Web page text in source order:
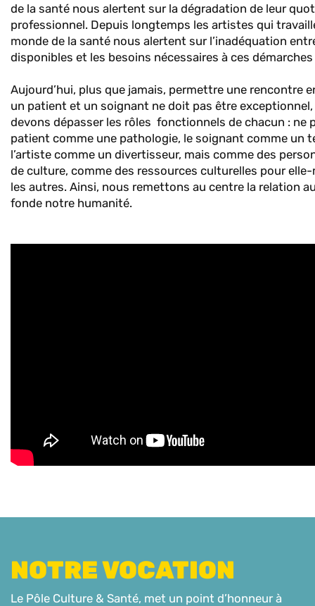
de la santé nous alertent sur la dégradation de leur
professionnel. Depuis longtemps les artistes qui
monde de la santé nous alertent sur l’inadéquation
disponibles et les besoins nécessaires à ces
Aujourd’hui, plus que jamais, permettre une rencontre
un patient et un soignant ne doit pas être
devons dépasser les rôles fonctionnels de chacun : ne
patient comme une pathologie, le soignant comme un
l’artiste comme un divertisseur, mais comme des
de culture, comme des ressources culturelles pour
les autres. Ainsi, nous remettons au centre la relation
fonde notre humanité.
NOTRE VOCATION
Le Pôle Culture & Santé, met un point d’honneur à